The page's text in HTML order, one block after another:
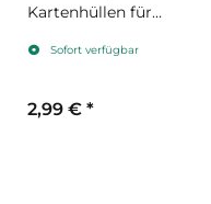
Kartenhüllen für
mmSofort verfügbar
2,99 € *